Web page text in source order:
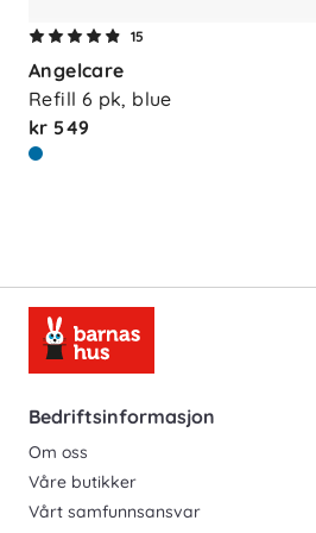
Maskinvask 30
anbefales det å
og heng jakken
og skåner
15
Angelcare
Refill 6 pk, blue
kr 549
Bedriftsinformasjon
Om oss
Våre butikker
Vårt samfunnsansvar